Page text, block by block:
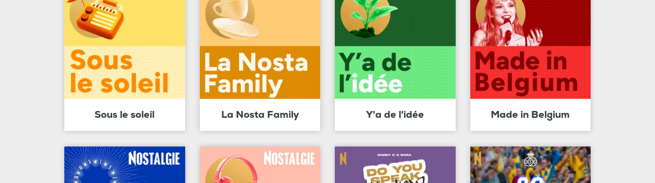
Sous le soleil La Nosta Family Y'a de l'idée Made in Belgium